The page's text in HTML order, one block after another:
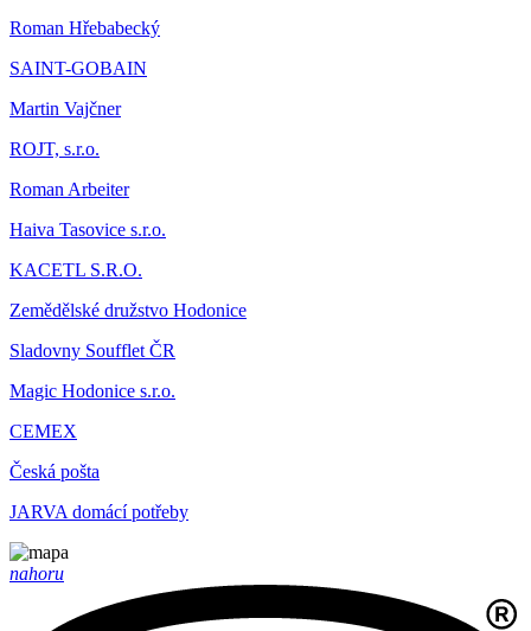
Roman Hřebabecký
SAINT-GOBAIN
Martin Vajčner
ROJT, s.r.o.
Roman Arbeiter
Haiva Tasovice s.r.o.
KACETL S.R.O.
Zemědělské družstvo Hodonice
Sladovny Soufflet ČR
Magic Hodonice s.r.o.
CEMEX
Česká pošta
JARVA domácí potřeby
nahoru